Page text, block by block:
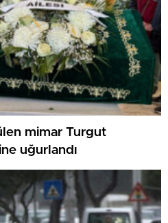
mimar Turgut
uğurlandı